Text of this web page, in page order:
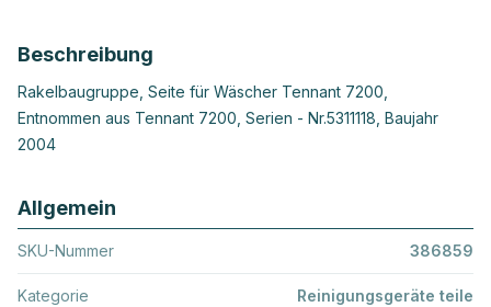
Beschreibung
Rakelbaugruppe, Seite für Wäscher Tennant 7200,
Entnommen aus Tennant 7200, Serien - Nr.5311118, Baujahr
2004
Allgemein
SKU-Nummer 386859
Kategorie Reinigungsgeräte teile